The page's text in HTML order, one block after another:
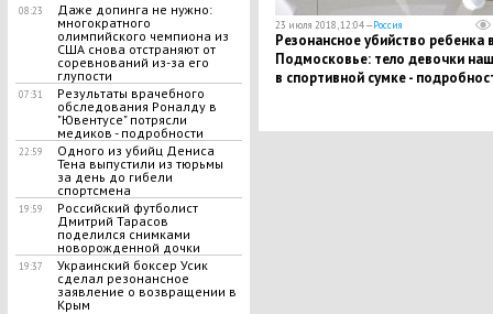
08:23
Даже допинга не нужно:
многократного
олимпийского чемпиона из
США снова отстраняют от
соревнований из-за его
глупости
07:31
​Результаты врачебного
обследования Роналду в
"Ювентусе" потрясли
медиков - подробности
22:59
Одного из убийц Дениса
Тена выпустили из тюрьмы
за день до гибели
спортсмена
19:59
Российский футболист
Дмитрий Тарасов
поделился снимками
новорожденной дочки
19:37
Украинский боксер Усик
сделал резонансное
заявление о возвращении в
Крым
23 июля 2018, 12:04 —Россия
Резонансное убийство ребенка
Подмосковье: тело девочки
в спортивной сумке -